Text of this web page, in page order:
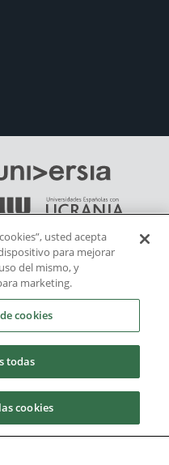
usted acepta
para mejorar
del mismo, y
marketing.
cookies
todas
cookies